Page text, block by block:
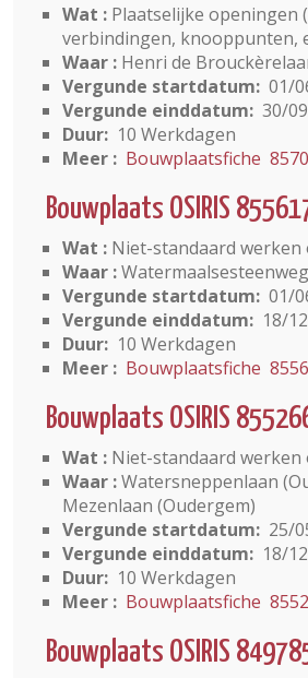
Wat : Plaatselijke openingen
verbindingen, knooppunten,
Waar : Henri de
Vergunde startdatum: 01/
Vergunde einddatum: 30/
Duur: 10 Werkdagen
Meer : Bouwplaatsfiche
Bouwplaats OSIRIS
Wat : Niet-standaard werken
Waar :
Vergunde startdatum: 01/
Vergunde einddatum: 18/
Duur: 10 Werkdagen
Meer : Bouwplaatsfiche
Bouwplaats OSIRIS
Wat : Niet-standaard werken
Waar :Watersneppenlaan
Mezenlaan (Oudergem)
Vergunde startdatum: 25/
Vergunde einddatum: 18/
Duur: 10 Werkdagen
Meer : Bouwplaatsfiche
Bouwplaats OSIRIS